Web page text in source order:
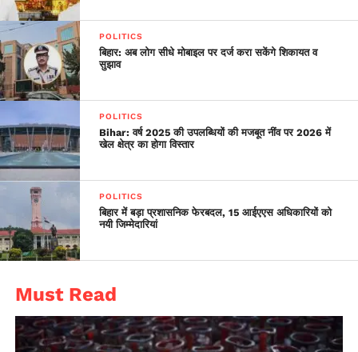
pic.twitter.com/wBfqPgz7oh
— ANI (@ANI)March 23,
2020
POLITICS
बिहार: अब लोग सीधे मोबाइल पर दर्ज करा सकेंगे शिकायत व
सुझाव
POLITICS
Bihar: वर्ष 2025 की उपलब्धियों की मजबूत नींव पर 2026 में
खेल क्षेत्र का होगा विस्तार
POLITICS
बिहार में बड़ा प्रशासनिक फेरबदल, 15 आईएएस अधिकारियों को
नयी जिम्मेदारियां
Must Read